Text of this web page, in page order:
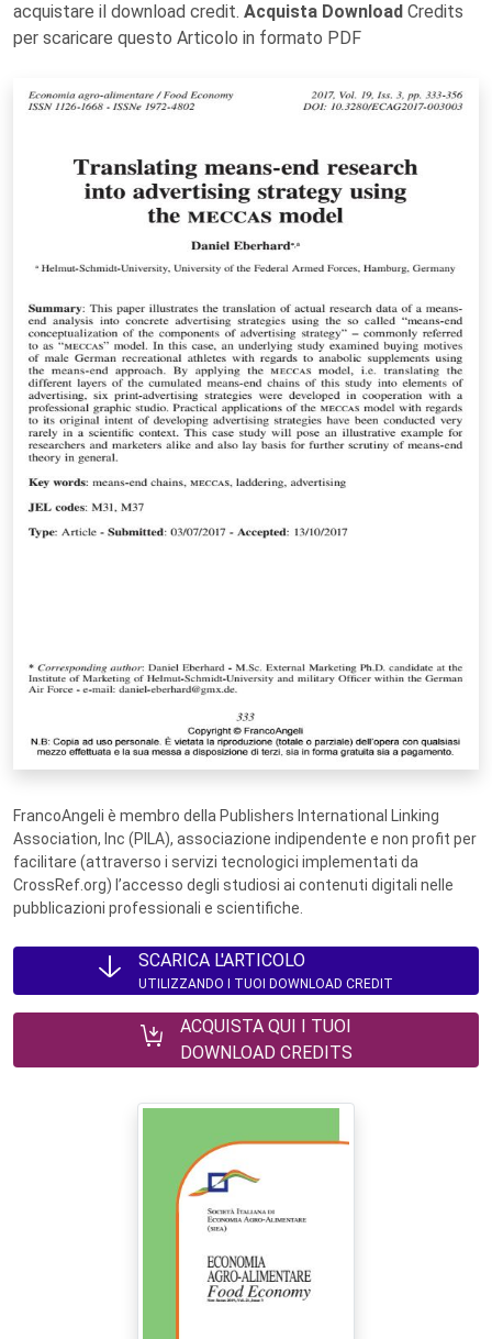
acquistare il download credit. Acquista Download Credits
per scaricare questo Articolo in formato PDF
FrancoAngeli è membro della Publishers International Linking
Association, Inc (PILA), associazione indipendente e non profit per
facilitare (attraverso i servizi tecnologici implementati da
CrossRef.org) l’accesso degli studiosi ai contenuti digitali nelle
pubblicazioni professionali e scientifiche.
SCARICA L'ARTICOLO
UTILIZZANDO I TUOI DOWNLOAD CREDIT
ACQUISTA QUI I TUOI
DOWNLOAD CREDITS